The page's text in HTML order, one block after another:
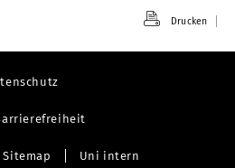
Drucken
Sitemap Uni intern